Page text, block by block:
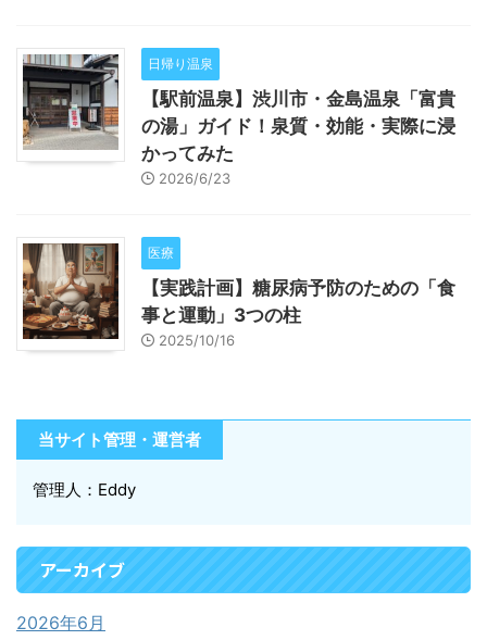
日帰り温泉
【駅前温泉】渋川市・金島温泉「富貴
の湯」ガイド！泉質・効能・実際に浸
かってみた
2026/6/23
医療
【実践計画】糖尿病予防のための「食
事と運動」3つの柱
2025/10/16
当サイト管理・運営者
管理人：Eddy
アーカイブ
2026年6月